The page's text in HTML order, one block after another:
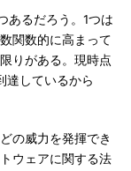
あるだろう。1つは
関数的に高まって
りがある。現時点
達しているから
の威力を発揮でき
ウェアに関する法